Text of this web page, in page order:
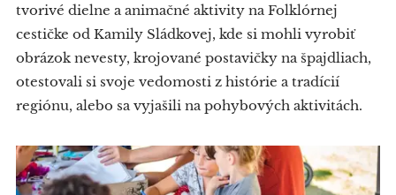
tvorivé dielne a animačné aktivity na Folklórnej
cestičke od Kamily Sládkovej, kde si mohli vyrobiť
obrázok nevesty, krojované postavičky na špajdliach,
otestovali si svoje vedomosti z histórie a tradícií
regiónu, alebo sa vyjašili na pohybových aktivitách.